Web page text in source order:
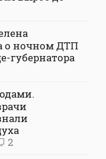
о ночном ДТП
губернатора
2